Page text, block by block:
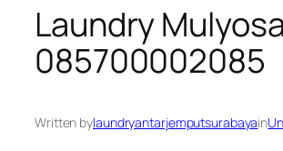
Laundry
085700002085
Written bylaundryantarjemputsurabayain